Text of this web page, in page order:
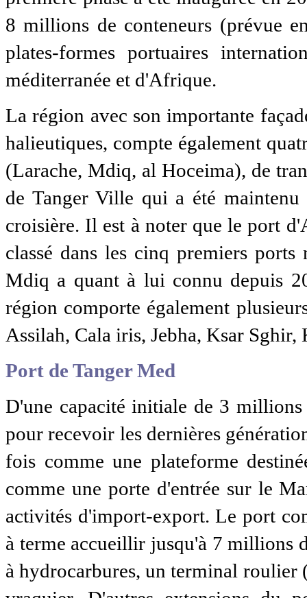
8 millions de conteneurs (prévue
plates-formes portuaires
méditerranée et d'Afrique.
La région avec son importante
halieutiques, compte également
(Larache, Mdiq, al Hoceima), de
de Tanger Ville qui a été
croisière. Il est à noter que le port
classé dans les cinq premiers
Mdiq a quant à lui connu depuis
région comporte également
Assilah, Cala iris, Jebha, Ksar Sghir,
Port de Tanger Med
D'une capacité initiale de 3
pour recevoir les dernières
fois comme une plateforme
comme une porte d'entrée sur le
activités d'import-export. Le port
à terme accueillir jusqu'à 7 millions
à hydrocarbures, un terminal